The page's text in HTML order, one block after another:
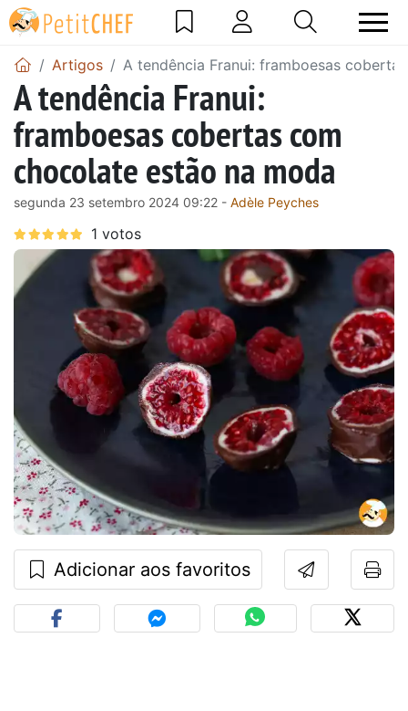
Artigos A tendência Franui: framboesas
A tendência Franui:
framboesas cobertas com
chocolate estão na moda
segunda 23 setembro 2024 09:22 - Adèle Peyches
Adicionar aos favoritos